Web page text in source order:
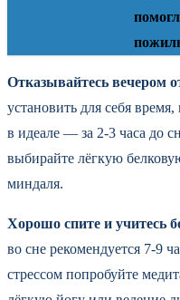
Отказывайтесь вечером
установить для себя
в идеале — за 2-3 часа до
выбирайте лёгкую
миндаля.
Хорошо спите и учитесь
во сне рекомендуется 7-9
стрессом попробуйте